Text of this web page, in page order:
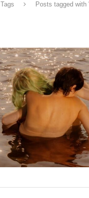
Tags Posts tagged with